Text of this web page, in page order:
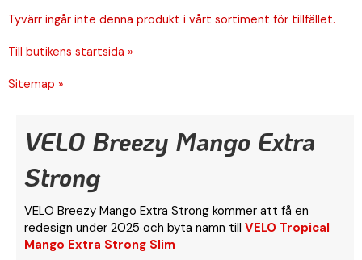
Tyvärr ingår inte denna produkt i vårt sortiment för tillfället.
Till butikens startsida »
Sitemap »
VELO Breezy Mango Extra
Strong
VELO Breezy Mango Extra Strong kommer att få en
redesign under 2025 och byta namn till VELO Tropical
Mango Extra Strong Slim